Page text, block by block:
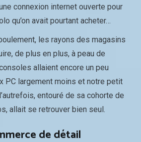
connexion internet ouverte pour
qu’on avait pourtant acheter…
les rayons des magasins
de plus en plus, à peau de
allaient encore un peu
PC largement moins et notre petit
entouré de sa cohorte de
allait se retrouver bien seul.
de détail